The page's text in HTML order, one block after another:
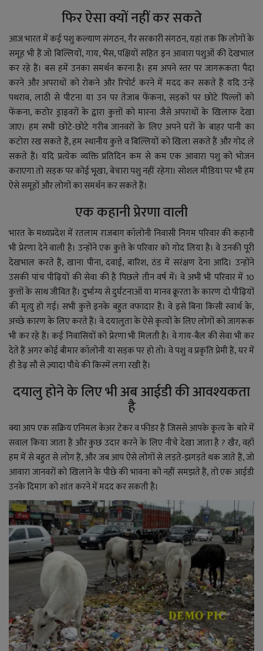
फिर ऐसा क्यों नहीं कर सकते
आज भारतमेंकई पशु कल्याण संगठन, गैर सरकारी संगठन, यहां तक ​​कि लोगों के
समूह भी हैं जो बिल्लियों, गाय, भैंस, पक्षियों सहित इन आवारा पशुओं की देखभाल
कर रहे हैं। बस हमें उनका समर्थन करना है। हम अपने स्तर पर जागरूकता पैदा
करने और अपराधों को रोकने और रिपोर्ट करने में मदद कर सकते हैं यदि उन्हें
पथराव, लाठी से पीटना या उन पर तेजाब फेंकना, सड़कों पर छोटे पिल्लों को
फेंकना, कठोर ड्राइवरों के द्वारा कुत्तों को मारना जैसे अपराधों के खिलाफ देखा
जाए। हम सभी छोटे-छोटे गरीब जानवरों के लिए अपने घरों के बाहर पानी का
कटोरा रख सकते हैं, हम स्थानीय कुत्ते व बिल्लियों को खिला सकते हैं और गोद ले
सकते हैं। यदि प्रत्येक व्यक्ति प्रतिदिन कम से कम एक आवारापशुको भोजन
कराएगा तो सड़क पर कोई भूखा, बेचारा पशु नहीं रहेगा। सोशल मीडिया पर भी हम
ऐसे समूहों और लोगों का समर्थन कर सकते हैं।
एक कहानी प्रेरणा वाली
भारत के मध्यप्रदेशमेंरतलाम राजबाग कॉलोनी निवासी निगम परिवार की कहानी
भी प्रेरणादेनेवाली है।उन्होंने एक कुत्ते के परिवार को गोद लिया है। वे उनकी पूरी
देखभाल करतेहैं, खाना पीना, दवाई, बारिश, ठंड में सरंक्षण देना आदि। उन्होंने
उसकी पांच पीढ़ियों की सेवा की है पिछले तीन वर्ष में।वे अभी भी परिवार में 10
कुत्तों के साथ जीवित हैं।दुर्भाग्य से दुर्घटनाओं या मानव क्रूरता के कारण दो पीढ़ियों
की मृत्यु हो गई।सभी कुत्ते इनके बहुत वफादार हैं। वे इसे बिना किसी स्वार्थके,
अच्छे कारण के लिए करते हैं। वे दयालुता के ऐसे कृत्यों के लिए लोगों को जागरूक
भी कर रहे हैं। कई निवासियों को प्रेरणा भी मिलती है। वे गाय-बैलकी सेवा भी कर
देतेहैंअगर कोई बीमार कॉलोनी या सड़क पर होतो। वे पशु व प्रकृति प्रेमीहैं, घरमें
हीडेढ़ सौ से ज़्यादा पौधे की किस्मेंलगा रखीहैं।
दयालु होने के लिए भी अब आईडी की आवश्यकता
है
क्या आप एक सक्रिय एनिमल केअर टेकर व फीडर हैं जिससे आपके कृत्य के बारे में
सवाल किया जाता है और कुछ उदार करने के लिए नीचे देखा जाता है ? खैर, वहाँ
हम में से बहुत से लोग हैं, और जब आप ऐसे लोगों से लड़ते-झगड़ते थक जाते हैं, जो
आवारा जानवरों को खिलाने के पीछे की भावना को नहीं समझते हैं, तो एक आईडी
उनके दिमाग को शांत करने में मदद कर सकती है।